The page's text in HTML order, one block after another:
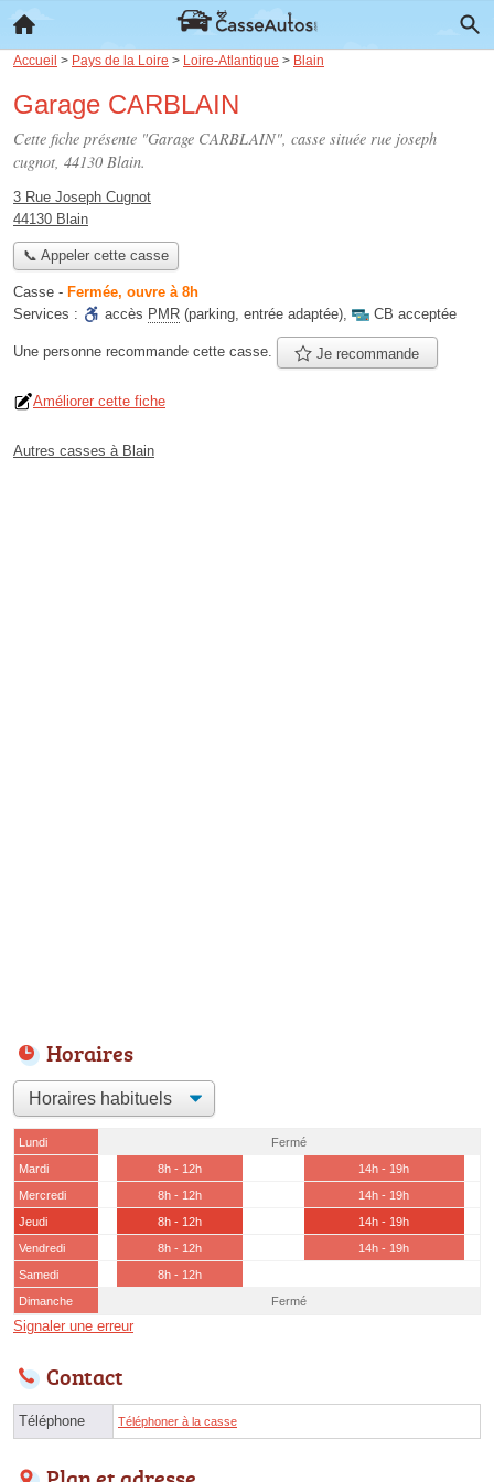
Accueil > Pays de la Loire > Loire-Atlantique > Blain
Garage CARBLAIN
Cette fiche présente "Garage CARBLAIN", casse située rue joseph
cugnot, 44130 Blain.
3 Rue Joseph Cugnot
44130 Blain
📞 Appeler cette casse
Casse - Fermée, ouvre à 8h
Services :
accès PMR (parking, entrée adaptée), CB acceptée
Une personne recommande cette casse. Je recommande
Améliorer cette fiche
Autres casses à Blain
Horaires
Lundi
Fermé
Mardi
8h - 12h
14h - 19h
Mercredi
8h - 12h
14h - 19h
Jeudi
8h - 12h
14h - 19h
Vendredi
8h - 12h
14h - 19h
Samedi
8h - 12h
Dimanche
Fermé
Signaler une erreur
Contact
Téléphone Téléphoner à la casse